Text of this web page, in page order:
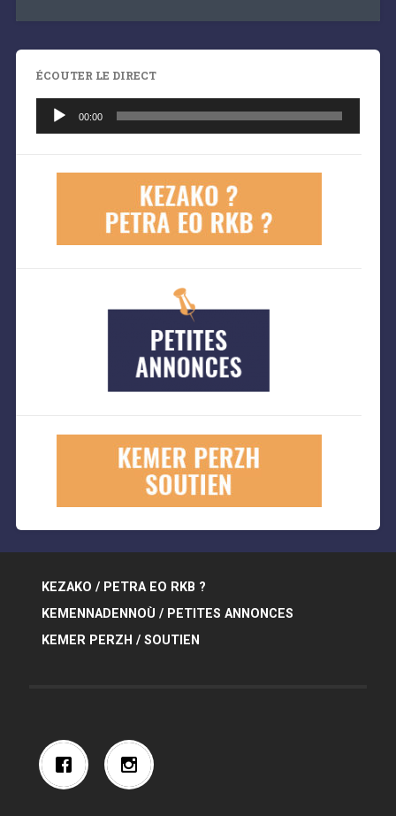
ÉCOUTER LE DIRECT
audio
00:00
KEZAKO / PETRA EO RKB ?
KEMENNADENNOÙ / PETITES ANNONCES
KEMER PERZH / SOUTIEN